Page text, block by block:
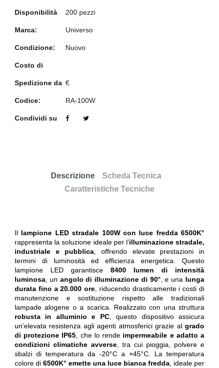
Disponibilità 200 pezzi
Marca: Universo
Condizione: Nuovo
Costo di
Spedizione da €
Codice: RA-100W
Condividi su
Descrizione
Scheda Tecnica
Caratteristiche Tecniche
Il lampione LED stradale 100W con luce fredda 6500K°
rappresenta la soluzione ideale per l’illuminazione stradale,
industriale e pubblica , offrendo elevate prestazioni in
termini di luminosità ed efficienza energetica. Questo
lampione LED garantisce 8400 lumen di intensità
luminosa , un angolo di illuminazione di 90° , e una lunga
durata fino a 20.000 ore , riducendo drasticamente i costi di
manutenzione e sostituzione rispetto alle tradizionali
lampade alogene o a scarica. Realizzato con una struttura
robusta in alluminio e PC, questo dispositivo assicura
un’elevata resistenza agli agenti atmosferici grazie al grado
di protezione IP65 , che lo rende impermeabile e adatto a
condizioni climatiche avverse , tra cui pioggia, polvere e
sbalzi di temperatura da -20°C a +45°C. La temperatura
colore di 6500K° emette una luce bianca fredda , ideale per